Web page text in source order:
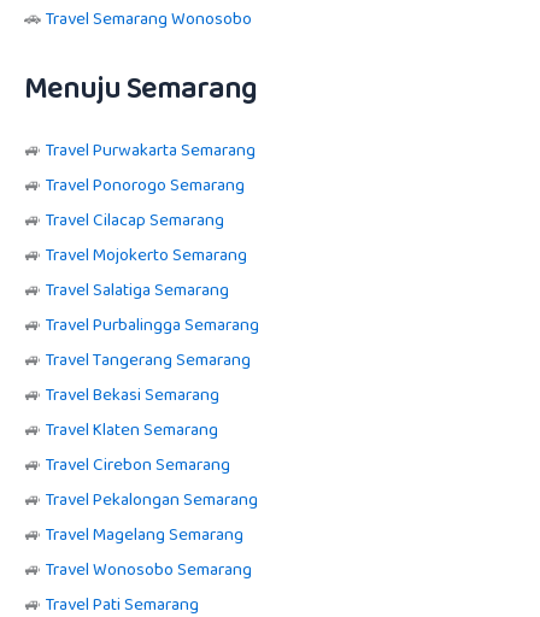
🚗Travel Semarang Wonosobo
Menuju Semarang
🚙 Travel Purwakarta Semarang
🚙 Travel Ponorogo Semarang
🚙 Travel Cilacap Semarang
🚙 Travel Mojokerto Semarang
🚙 Travel Salatiga Semarang
🚙 Travel Purbalingga Semarang
🚙 Travel Tangerang Semarang
🚙 Travel Bekasi Semarang
🚙 Travel Klaten Semarang
🚙 Travel Cirebon Semarang
🚙 Travel Pekalongan Semarang
🚙 Travel Magelang Semarang
🚙 Travel Wonosobo Semarang
🚙 Travel Pati Semarang